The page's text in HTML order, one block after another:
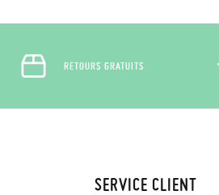
RETOURS GRATUITS
SERVICE CLIENT